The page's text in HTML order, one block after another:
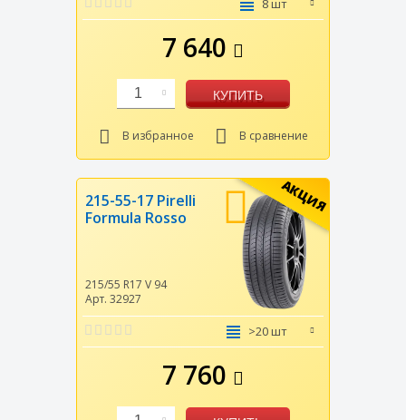
8 шт
7 640
1 КУПИТЬ
В избранное В сравнение
АКЦИЯ
215-55-17 Pirelli
Formula Rosso
215/55 R17 V 94
Арт. 32927
>20 шт
7 760